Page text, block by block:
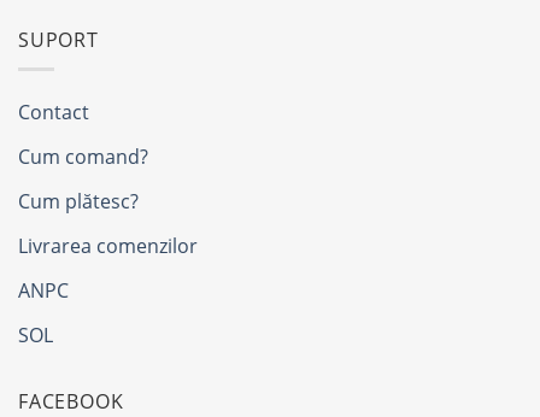
SUPORT
Contact
Cum comand?
Cum plătesc?
Livrarea comenzilor
ANPC
SOL
FACEBOOK